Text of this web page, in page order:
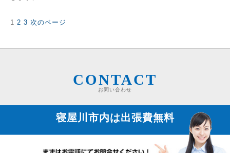
投固
1 固
2 固
3 次のページ
CONTACT
お問い合わせ
寝屋川市内は出張費無料